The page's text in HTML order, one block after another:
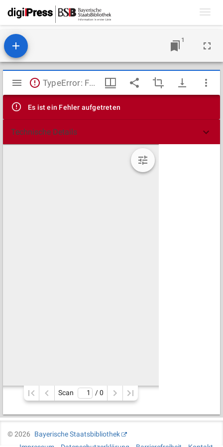
1
Mirador
Viewer
TypeError: Failed to fetch
Es ist ein Fehler aufgetreten
Technische Details
Scan / 0
©2026
Bayerische Staatsbibliothek